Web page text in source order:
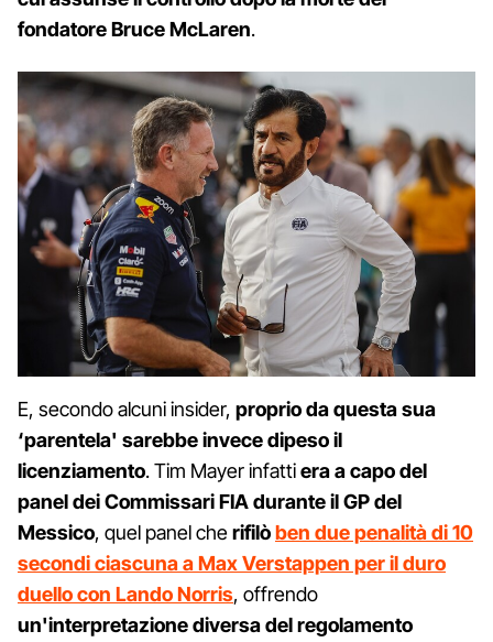
fondatore Bruce McLaren.
E, secondo alcuni insider, proprio da questa sua
‘parentela' sarebbe invece dipeso il
licenziamento. Tim Mayer infattiera a capo del
panel dei Commissari FIA durante il GP del
Messico, quel panel cherifilòben due penalità di 10
secondi ciascuna a Max Verstappen per il duro
duello con Lando Norris, offrendo
un'interpretazione diversa del regolamento